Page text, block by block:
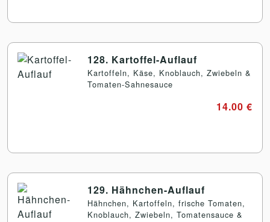
128. Kartoffel-Auflauf
Kartoffeln, Käse, Knoblauch, Zwiebeln &
Tomaten-Sahnesauce
14.00 €
129. Hähnchen-Auflauf
Hähnchen, Kartoffeln, frische Tomaten,
Knoblauch, Zwiebeln, Tomatensauce &